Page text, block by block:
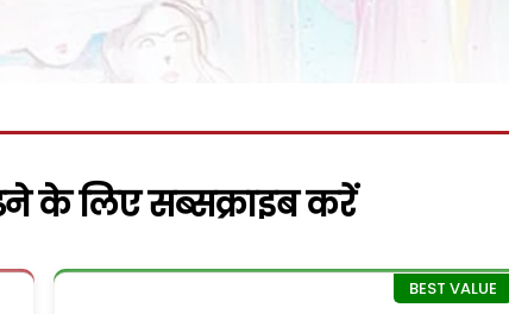
के लिए सब्सक्राइब करें